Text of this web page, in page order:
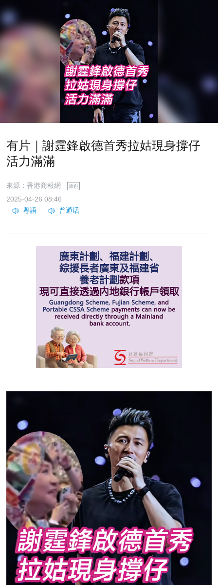
有片｜謝霆鋒啟德首秀拉姑現身撐仔
活力滿滿
來源：香港商報網 原創
2025-04-26 08:46